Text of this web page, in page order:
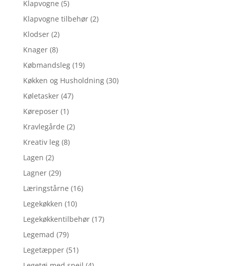
Klapvogne (5)
Klapvogne tilbehør (2)
Klodser (2)
Knager (8)
Købmandsleg (19)
Køkken og Husholdning (30)
Køletasker (47)
Køreposer (1)
Kravlegårde (2)
Kreativ leg (8)
Lagen (2)
Lagner (29)
Læringstårne (16)
Legekøkken (10)
Legekøkkentilbehør (17)
Legemad (79)
Legetæpper (51)